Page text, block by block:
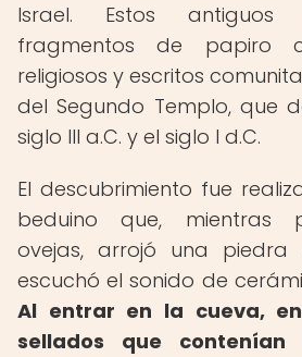
Israel. Estos antiguos
fragmentos de papiro
religiosos y escritos
del Segundo Templo, que
siglo III a.C. y el siglo I d.C.
El descubrimiento fue
beduino que, mientras
ovejas, arrojó una
escuchó el sonido de
Al entrar en la cueva,
sellados que contenían